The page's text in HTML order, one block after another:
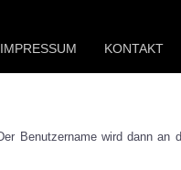
IMPRESSUM KONTAKT
Benutzername wird dann an